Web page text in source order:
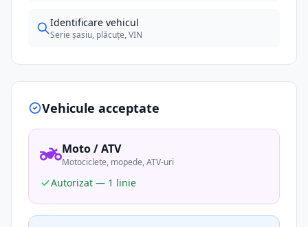
Identificare vehicul
Serie șasiu, plăcuțe, VIN
Vehicule acceptate
Moto / ATV
Motociclete, mopede, ATV-uri
Autorizat — 1 linie